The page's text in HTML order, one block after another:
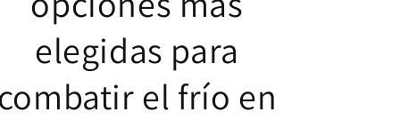
elegidas para
el frío en